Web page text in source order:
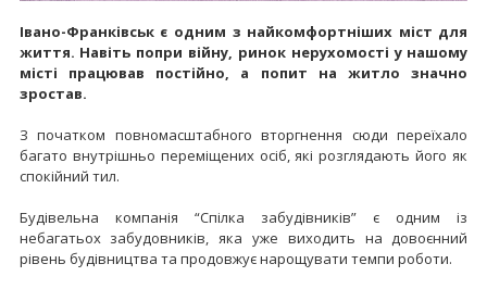
Івано-Франківськ є одним з найкомфортніших міст для
життя. Навіть попри війну, ринок нерухомості у нашому
місті працював постійно, а попит на житло значно
зростав.
З початком повномасштабного вторгнення сюди переїхало
багато внутрішньо переміщених осіб, які розглядають його як
спокійний тил.
Будівельна компанія “Спілка забудівників” є одним із
небагатьох забудовників, яка уже виходить на довоєнний
рівень будівництва та продовжує нарощувати темпи роботи.